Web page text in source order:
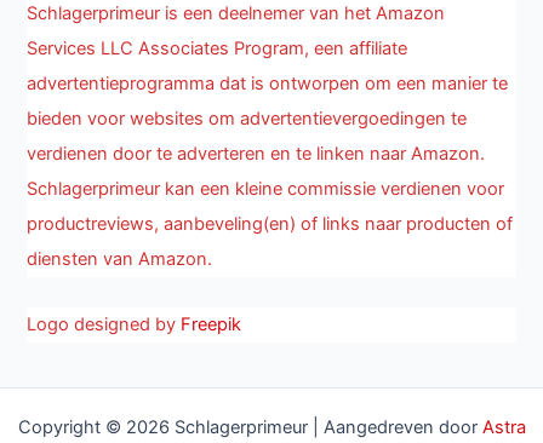
Schlagerprimeur is een deelnemer van het Amazon
Services LLC Associates Program, een affiliate
advertentieprogramma dat is ontworpen om een manier te
bieden voor websites om advertentievergoedingen te
verdienen door te adverteren en te linken naar Amazon.
Schlagerprimeur kan een kleine commissie verdienen voor
productreviews, aanbeveling(en) of links naar producten of
diensten van Amazon.
Logo designed by Freepik
Copyright © 2026 Schlagerprimeur | Aangedreven door Astra